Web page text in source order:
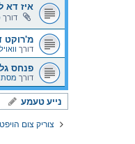
איז דא
דורך
מ'רוקט
דורך
פנחס
דורך
נייע טעמע
צוריק צום